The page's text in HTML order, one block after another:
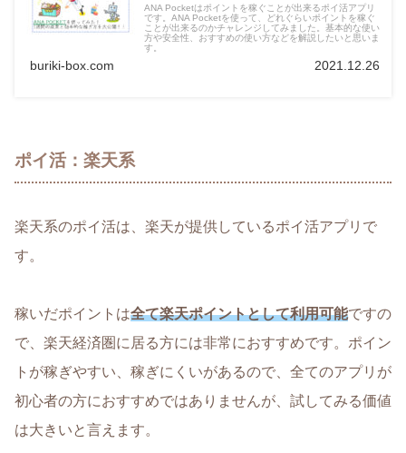
ANA Pocketはポイントを稼ぐことが出来るポイ活アプリ
です。ANA Pocketを使って、どれぐらいポイントを稼ぐ
ことが出来るのかチャレンジしてみました。基本的な使い
方や安全性、おすすめの使い方などを解説したいと思いま
す。
buriki-box.com 2021.12.26
ポイ活：楽天系
楽天系のポイ活は、楽天が提供しているポイ活アプリで
す。
稼いだポイントは全て楽天ポイントとして利用可能ですの
で、楽天経済圏に居る方には非常におすすめです。ポイン
トが稼ぎやすい、稼ぎにくいがあるので、全てのアプリが
初心者の方におすすめではありませんが、試してみる価値
は大きいと言えます。